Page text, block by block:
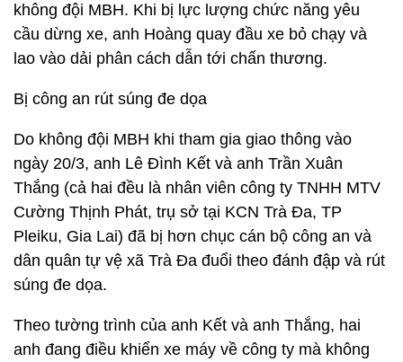
không đội MBH. Khi bị lực lượng chức năng yêu
cầu dừng xe, anh Hoàng quay đầu xe bỏ chạy và
lao vào dải phân cách dẫn tới chấn thương.
Bị công an rút súng đe dọa
Do không đội MBH khi tham gia giao thông vào
ngày 20/3, anh Lê Đình Kết và anh Trần Xuân
Thắng (cả hai đều là nhân viên công ty TNHH MTV
Cường Thịnh Phát, trụ sở tại KCN Trà Đa, TP
Pleiku, Gia Lai) đã bị hơn chục cán bộ công an và
dân quân tự vệ xã Trà Đa đuổi theo đánh đập và rút
súng đe dọa.
Theo tường trình của anh Kết và anh Thắng, hai
anh đang điều khiển xe máy về công ty mà không